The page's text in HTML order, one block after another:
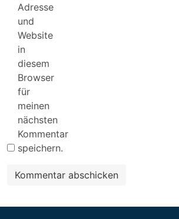
Adresse
und
Website
in
diesem
Browser
für
meinen
nächsten
Kommentar
speichern.